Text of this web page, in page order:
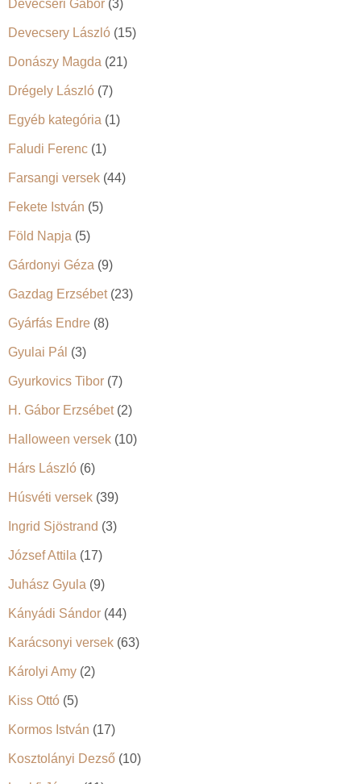
Devecseri Gábor (3)
Devecsery László (15)
Donászy Magda (21)
Drégely László (7)
Egyéb kategória (1)
Faludi Ferenc (1)
Farsangi versek (44)
Fekete István (5)
Föld Napja (5)
Gárdonyi Géza (9)
Gazdag Erzsébet(23)
Gyárfás Endre (8)
Gyulai Pál (3)
Gyurkovics Tibor (7)
H. Gábor Erzsébet(2)
Halloween versek (10)
Hárs László (6)
Húsvéti versek (39)
Ingrid Sjöstrand (3)
József Attila (17)
Juhász Gyula (9)
Kányádi Sándor (44)
Karácsonyi versek (63)
Károlyi Amy (2)
Kiss Ottó (5)
Kormos István (17)
Kosztolányi Dezső (10)